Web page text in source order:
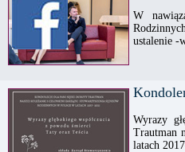
W
ustalenie -
Wyrazy
Trautman
latach